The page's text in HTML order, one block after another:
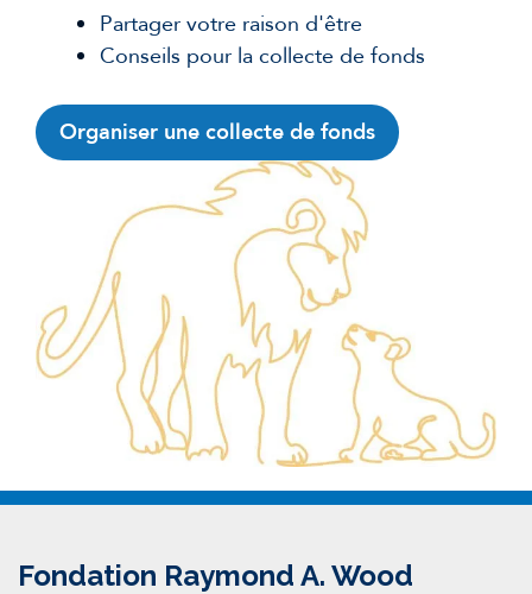
Partager votre raison d'être
Conseils pour la collecte de fonds
Organiser une collecte de fonds
Fondation Raymond A. Wood